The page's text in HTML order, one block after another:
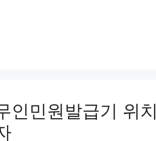
인민원발급기 위치